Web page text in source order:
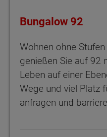
Bungalow 92
Wohnen ohne
genießen Sie auf 92
Leben auf einer
Wege und viel Platz
anfragen und